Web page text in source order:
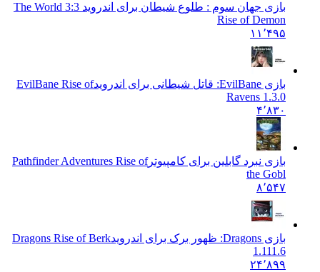
بازی جهان سوم : طلوع شیطان برای اندروید 3:
The World 3
Rise of Demon
۱۱٬۴۹۵
EvilBane Rise of
Ravens 1.3.0
بازی نبرد گابلین برای کامپیوترPathfinder Adventures Rise of
the Gobl
Dragons Rise of Berk
1.111.6
۲۴٬۸۹۹